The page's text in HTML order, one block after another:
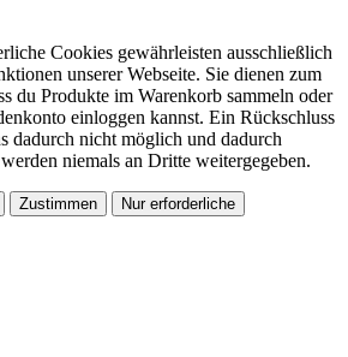
Cookies gewährleisten ausschließlich
unserer Webseite. Sie dienen zum
du Produkte im Warenkorb sammeln oder
einloggen kannst. Ein Rückschluss
dadurch nicht möglich und dadurch
niemals an Dritte weitergegeben.
Zustimmen Nur erforderliche